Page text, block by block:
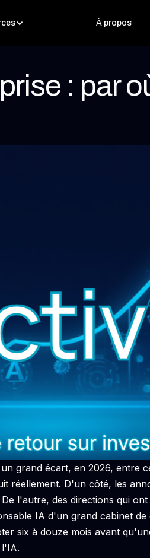
À propos
: par
grand écart, en 2026, entre
réellement. D'un côté, les
l'autre, des directions qui
IA d'un grand cabinet
six à douze mois avant
l'IA.